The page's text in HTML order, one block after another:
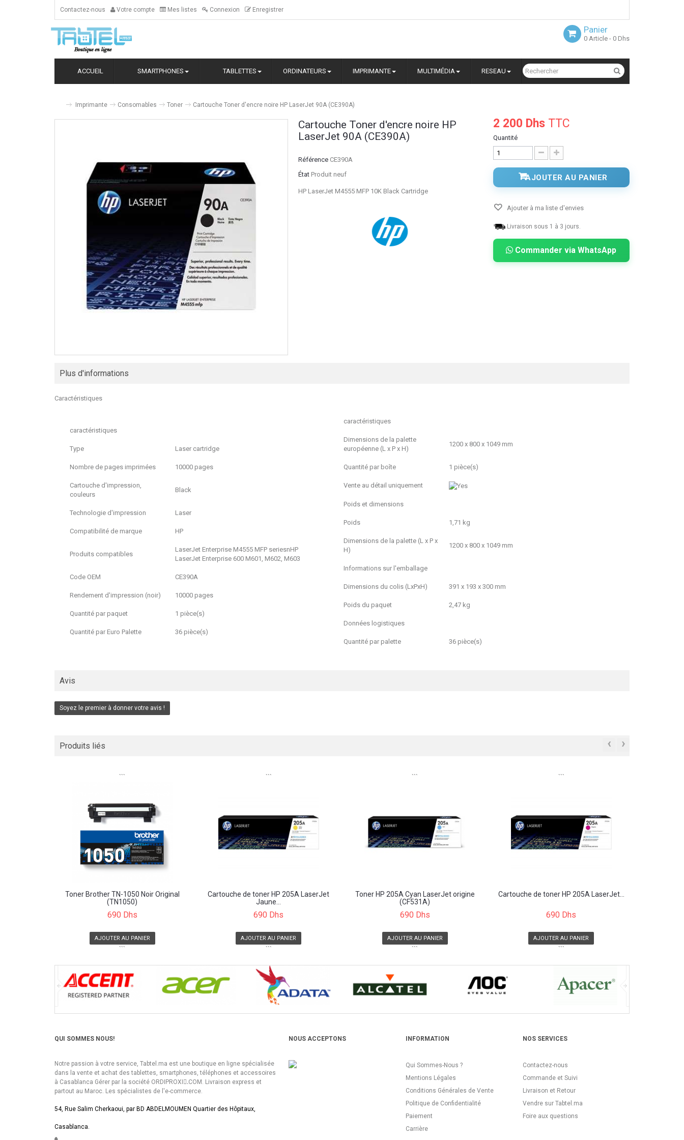
Contactez-nous Votre compte Mes listes Connexion Enregistrer
Panier
0 Article - 0 Dhs
ACCUEIL SMARTPHONES TABLETTES ORDINATEURS IMPRIMANTE MULTIMÉDIA RESEAU
Imprimante Consomables Toner Cartouche Toner d'encre noire HP LaserJet 90A (CE390A)
Cartouche Toner d'encre noire HP
LaserJet 90A (CE390A)
Référence CE390A
État Produit neuf
HP LaserJet M4555 MFP 10K Black Cartridge
2 200 Dhs TTC
Quantité
AJOUTER AU PANIER
Ajouter à ma liste d'envies
Livraison sous 1 à 3 jours.
Commander via WhatsApp
Plus d'informations
Caractéristiques
caractéristiques
Type Laser cartridge
Nombre de pages imprimées 10000 pages
Cartouche d'impression,
couleurs
Black
Technologie d'impression Laser
Compatibilité de marque HP
Produits compatibles
LaserJet Enterprise M4555 MFP seriesnHP
LaserJet Enterprise 600 M601, M602, M603
Code OEM CE390A
Rendement d'impression (noir) 10000 pages
Quantité par paquet 1 pièce(s)
Quantité par Euro Palette 36 pièce(s)
caractéristiques
Dimensions de la palette
européenne (L x P x H)
1200 x 800 x 1049 mm
Quantité par boîte 1 pièce(s)
Vente au détail uniquement
Poids et dimensions
Poids 1,71 kg
Dimensions de la palette (L x P x
H)
1200 x 800 x 1049 mm
Informations sur l'emballage
Dimensions du colis (LxPxH) 391 x 193 x 300 mm
Poids du paquet 2,47 kg
Données logistiques
Quantité par palette 36 pièce(s)
Avis
Soyez le premier à donner votre avis !
Produits liés ‹ ›
```
Toner Brother TN-1050 Noir Original
(TN1050)
690 Dhs
AJOUTER AU PANIER
```
```
Cartouche de toner HP 205A LaserJet
Jaune...
690 Dhs
AJOUTER AU PANIER
```
```
Toner HP 205A Cyan LaserJet origine
(CF531A)
690 Dhs
AJOUTER AU PANIER
```
```
Cartouche de toner HP 205A LaserJet...
690 Dhs
AJOUTER AU PANIER
```
QUI SOMMES NOUS!
Notre passion à votre service, Tabtel.ma est une boutique en ligne spécialisée
dans la vente et achat des tablettes, smartphones, téléphones et accessoires
à Casablanca Gérer par la société ORDIPROXI.ِCOM. Livraison express et
partout au Maroc. Les spécialistes de l'e-commerce.
54, Rue Salim Cherkaoui, par BD ABDELMOUMEN Quartier des Hôpitaux,
Casablanca.
NOUS ACCEPTONS INFORMATION
Qui Sommes-Nous ?
Mentions Légales
Conditions Générales de Vente
Politique de Confidentialité
Paiement
Carrière
NOS SERVICES
Contactez-nous
Commande et Suivi
Livraison et Retour
Vendre sur Tabtel.ma
Foire aux questions